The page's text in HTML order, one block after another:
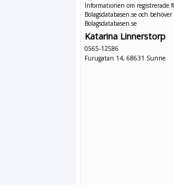
Informationen om registrerade
Bolagsdatabasen.se och
Bolagsdatabasen.se
Katarina Linnerstorp
0565-12586
Furugatan 14, 68631 Sunne